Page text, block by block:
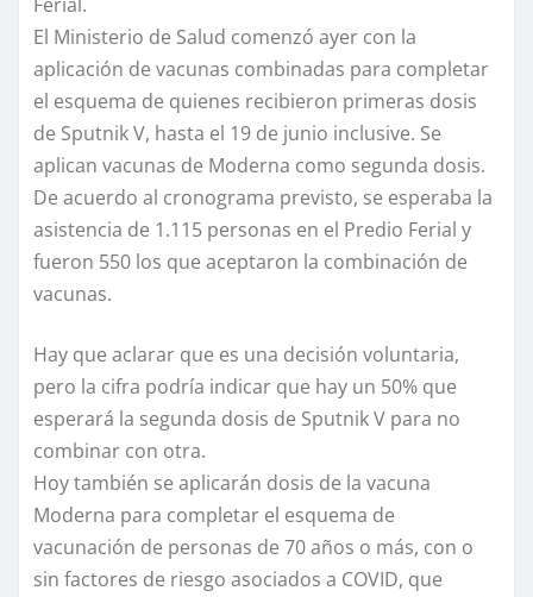
El Ministerio de Salud comenzó ayer con la
aplicación de vacunas combinadas para completar
el esquema de quienes recibieron primeras dosis
de Sputnik V, hasta el 19 de junio inclusive. Se
aplican vacunas de Moderna como segunda dosis.
De acuerdo al cronograma previsto, se esperaba la
asistencia de 1.115 personas en el Predio Ferial y
fueron 550 los que aceptaron la combinación de
vacunas.
Hay que aclarar que es una decisión voluntaria,
pero la cifra podría indicar que hay un 50% que
esperará la segunda dosis de Sputnik V para no
combinar con otra.
Hoy también se aplicarán dosis de la vacuna
Moderna para completar el esquema de
vacunación de personas de 70 años o más, con o
sin factores de riesgo asociados a COVID, que